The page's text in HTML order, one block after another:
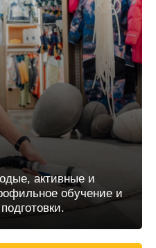
активные и
обучение и